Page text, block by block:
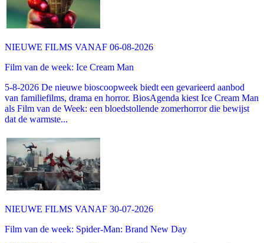
NIEUWE FILMS VANAF 06-08-2026
Film van de week: Ice Cream Man
5-8-2026 De nieuwe bioscoopweek biedt een gevarieerd aanbod
van familiefilms, drama en horror. BiosAgenda kiest Ice Cream Man
als Film van de Week: een bloedstollende zomerhorror die bewijst
dat de warmste...
NIEUWE FILMS VANAF 30-07-2026
Film van de week: Spider-Man: Brand New Day